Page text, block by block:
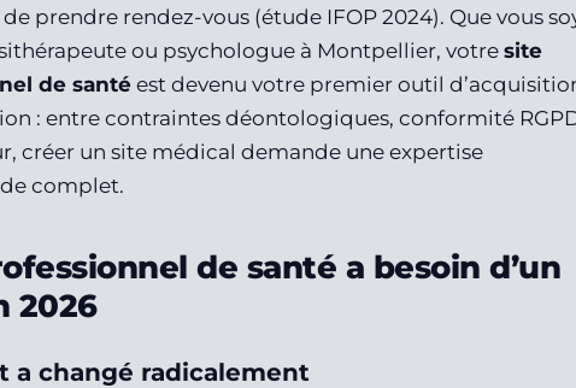
prendre rendez-vous (étude IFOP 2024). Que vous
ou psychologue à Montpellier, votre site
de santéest devenu votre premier outil
: entre contraintes déontologiques, conformité
créer un site médical demande une expertise
complet.
de santé a besoin d’un
2026
a changé radicalement